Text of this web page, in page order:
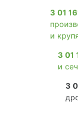
3 01
и
3 01
и
3